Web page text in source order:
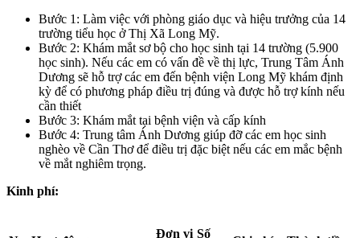
Bước 1: Làm việc với phòng giáo dục và hiệu trưởng của 14
trường tiểu học ở Thị Xã Long Mỹ.
Bước 2: Khám mắt sơ bộ cho học sinh tại 14 trường (5.900
học sinh). Nếu các em có vấn đề về thị lực, Trung Tâm Ánh
Dương sẽ hỗ trợ các em đến bệnh viện Long Mỹ khám định
kỳ để có phương pháp điều trị đúng và được hỗ trợ kính nếu
cần thiết
Bước 3: Khám mắt tại bệnh viện và cấp kính
Bước 4: Trung tâm Ánh Dương giúp đỡ các em học sinh
nghèo về Cần Thơ để điều trị đặc biệt nếu các em mắc bệnh
về mắt nghiêm trọng.
Kinh phí:
Đơn vị Số